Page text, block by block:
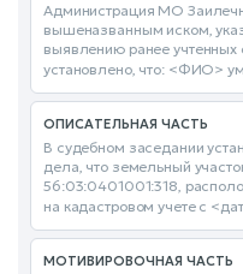
Администрация МО
вышеназванным иском,
выявлению ранее учтенных
установлено, что: <ФИО>
ОПИСАТЕЛЬНАЯ ЧАСТЬ
В судебном заседании
дела, что земельный
56:03:0401001:318,
на кадастровом учете с
МОТИВИРОВОЧНАЯ ЧАСТЬ